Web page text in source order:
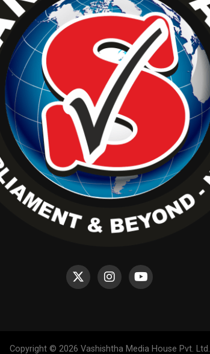
Copyright © 2026 Vashishtha Media House Pvt. Ltd.